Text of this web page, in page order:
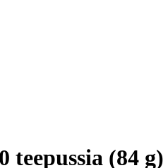
teepussia (84 g)